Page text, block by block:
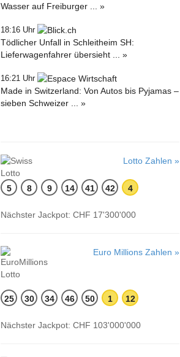
Wasser auf Freiburger ... »
18:16 Uhr
Tödlicher Unfall in Schleitheim SH:
Lieferwagenfahrer übersieht ... »
16:21 Uhr
Made in Switzerland: Von Autos bis Pyjamas –
sieben Schweizer ... »
Lotto Zahlen »
5 8 9 14 41 42 4
Nächster Jackpot: CHF 17'300'000
Euro Millions Zahlen »
25 30 34 46 50 1 12
Nächster Jackpot: CHF 103'000'000